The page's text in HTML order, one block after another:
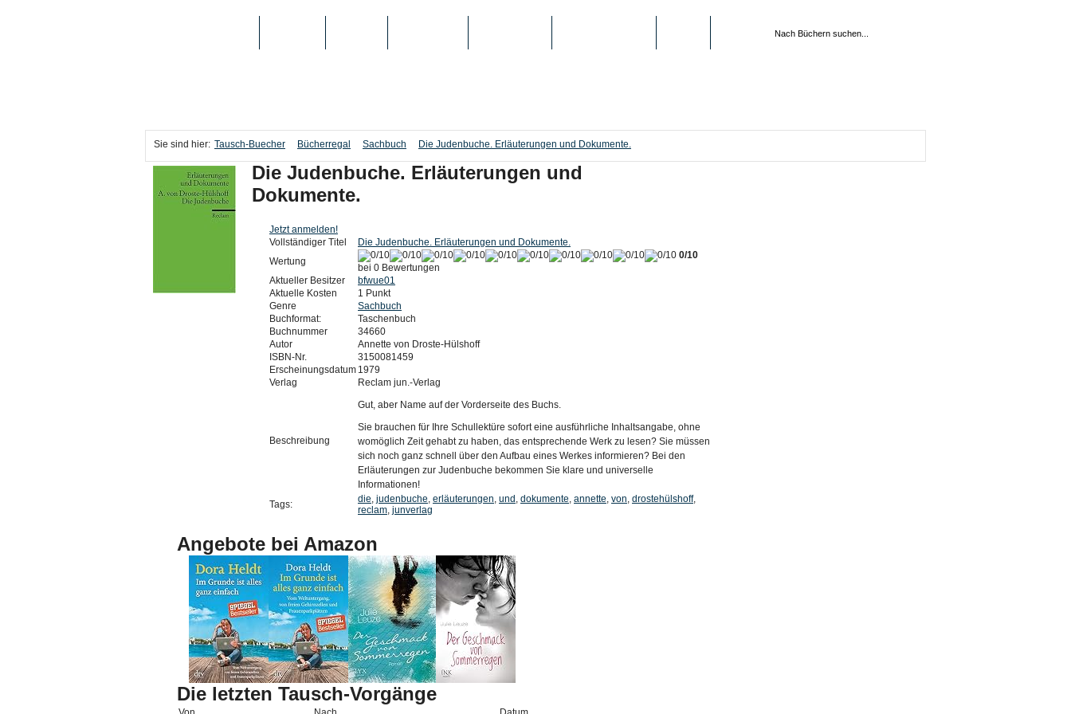
Sie sind hier: Tausch-Buecher Bücherregal Sachbuch Die Judenbuche. Erläuterungen und Dokumente.
Die Judenbuche. Erläuterungen und
Dokumente.
Jetzt anmelden!
Vollständiger Titel
Die Judenbuche. Erläuterungen und Dokumente.
Wertung
0/10
bei 0 Bewertungen
Aktueller Besitzer
bfwue01
Aktuelle Kosten
1 Punkt
Genre
Sachbuch
Buchformat:
Taschenbuch
Buchnummer
34660
Autor
Annette von Droste-Hülshoff
ISBN-Nr.
3150081459
Erscheinungsdatum 1979
Verlag
Reclam jun.-Verlag
Beschreibung
Gut, aber Name auf der Vorderseite des Buchs.
Sie brauchen für Ihre Schullektüre sofort eine ausführliche Inhaltsangabe, ohne
womöglich Zeit gehabt zu haben, das entsprechende Werk zu lesen? Sie müssen
sich noch ganz schnell über den Aufbau eines Werkes informieren? Bei den
Erläuterungen zur Judenbuche bekommen Sie klare und universelle
Informationen!
Tags:
die, judenbuche, erläuterungen, und , dokumente, annette, von, drostehülshoff,
reclam, junverlag
Angebote bei Amazon
Die letzten Tausch-Vorgänge